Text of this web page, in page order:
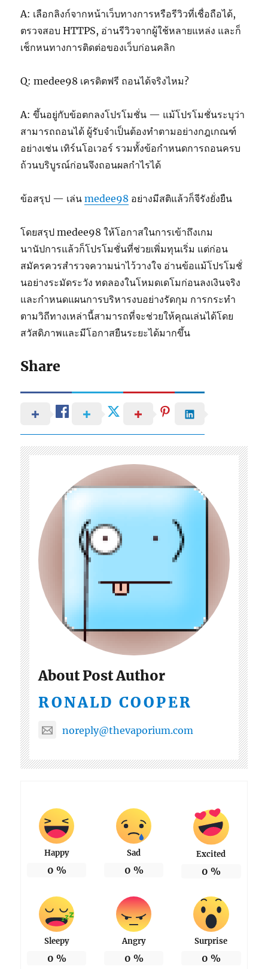
A: เลือกลิงก์จากหน้าเว็บทางการหรือรีวิวที่เชื่อถือได้,
ตรวจสอบ HTTPS, อ่านรีวิวจากผู้ใช้หลายแหล่ง และก็
เช็กหนทางการติดต่อของเว็บก่อนคลิก
Q: medee98 เครดิตฟรี ถอนได้จริงไหม?
A: ขึ้นอยู่กับข้อตกลงโปรโมชั่น — แม้โปรโมชั่นระบุว่า
สามารถถอนได้ ผู้รับจำเป็นต้องทำตามอย่างกฎเกณฑ์
อย่างเช่น เทิร์นโอเวอร์ รวมทั้งข้อกำหนดการถอนครบ
ถ้วนบริบูรณ์ก่อนจึงถอนผลกำไรได้
ข้อสรุป — เล่นmedee98 อย่างมีสติแล้วก็จีรังยั่งยืน
โดยสรุป medee98 ให้โอกาสในการเข้าถึงเกม
นานัปการแล้วก็โปรโมชั่นที่ช่วยเพิ่มทุนเริ่ม แต่ก่อน
สมัครควรสำรวจความน่าไว้วางใจ อ่านข้อแม้โปรโมชั่
นอย่างระมัดระวัง ทดลองในโหมดเดโมก่อนลงเงินจริง
และกำหนดแผนการบริหารงบอย่างรัดกุม การกระทำ
ตามวิถีทางเหล่านี้สามารถที่จะช่วยให้คุณเล่นได้โดย
สวัสดิภาพและมีโอกาสยืนระยะได้มากขึ้น
Share
About Post Author
RONALD COOPER
noreply@thevaporium.com
Happy
0 %
Sad
0 %
Excited
0 %
Sleepy
0 %
Angry
0 %
Surprise
0 %